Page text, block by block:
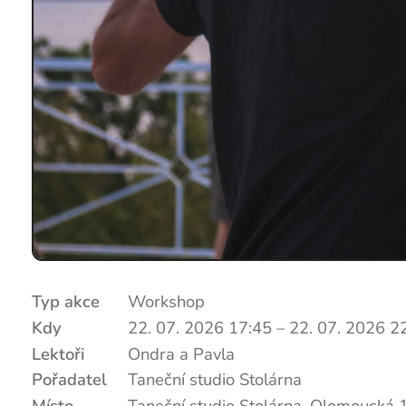
Typ akce
Workshop
Kdy
22. 07. 2026 17:45 – 22. 07. 2026
Lektoři
Ondra a Pavla
Pořadatel
Taneční studio Stolárna